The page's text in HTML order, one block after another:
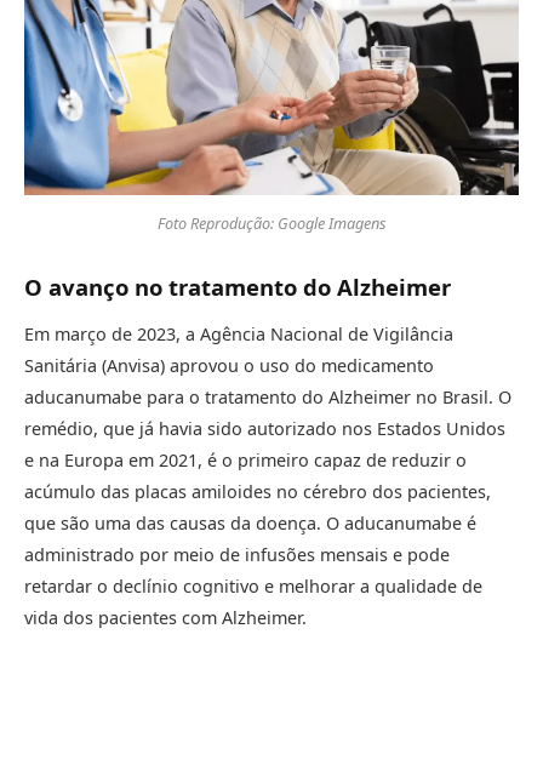
Foto Reprodução: Google Imagens
O avanço no tratamento do Alzheimer
Em março de 2023, a Agência Nacional de Vigilância
Sanitária (Anvisa) aprovou o uso do medicamento
aducanumabe para o tratamento do Alzheimer no Brasil. O
remédio, que já havia sido autorizado nos Estados Unidos
e na Europa em 2021, é o primeiro capaz de reduzir o
acúmulo das placas amiloides no cérebro dos pacientes,
que são uma das causas da doença. O aducanumabe é
administrado por meio de infusões mensais e pode
retardar o declínio cognitivo e melhorar a qualidade de
vida dos pacientes com Alzheimer.